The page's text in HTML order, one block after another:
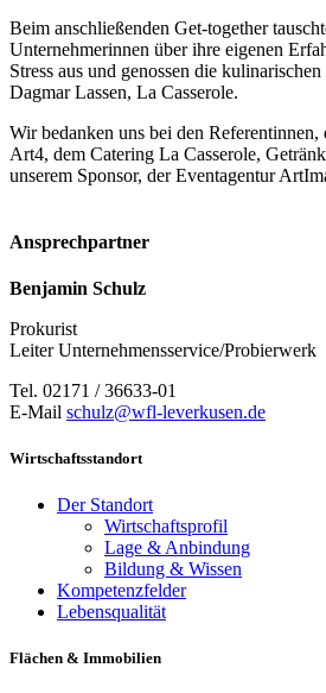
Beim anschließenden Get-together
Unternehmerinnen über ihre eigenen
Stress aus und genossen die
Dagmar Lassen, La Casserole.
Wir bedanken uns bei den
Art4, dem Catering La Casserole,
unserem Sponsor, der Eventagentur
Ansprechpartner
Benjamin Schulz
Prokurist
Leiter Unternehmensservice/Probierwerk
Tel. 02171 / 36633-01
E-Mail schulz@wfl-leverkusen.de
Wirtschaftsstandort
Der Standort
Wirtschaftsprofil
Lage & Anbindung
Bildung & Wissen
Kompetenzfelder
Lebensqualität
Flächen & Immobilien